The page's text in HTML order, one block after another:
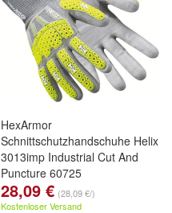
HexArmor
Schnittschutzhandschuhe Helix
3013imp Industrial Cut And
Puncture 60725
28,09 € (28,09 €/)
Kostenloser Versand